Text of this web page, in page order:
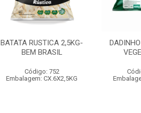
BATATA RUSTICA 2,5KG-
BEM BRASIL
Código: 752
Embalagem: CX.6X2,5KG